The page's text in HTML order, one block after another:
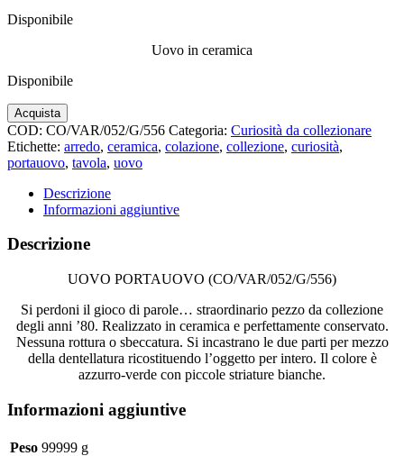
Disponibile
Uovo in ceramica
Disponibile
Uovo
portauovo
vintage
quantità
Acquista
COD: CO/VAR/052/G/556 Categoria: Curiosità da collezionare
Etichette: arredo, ceramica, colazione, collezione, curiosità,
portauovo, tavola, uovo
Descrizione
Informazioni aggiuntive
Descrizione
UOVO PORTAUOVO (CO/VAR/052/G/556)
Si perdoni il gioco di parole… straordinario pezzo da collezione
degli anni ’80. Realizzato in ceramica e perfettamente conservato.
Nessuna rottura o sbeccatura. Si incastrano le due parti per mezzo
della dentellatura ricostituendo l’oggetto per intero. Il colore è
azzurro-verde con piccole striature bianche.
Informazioni aggiuntive
Peso 99999 g